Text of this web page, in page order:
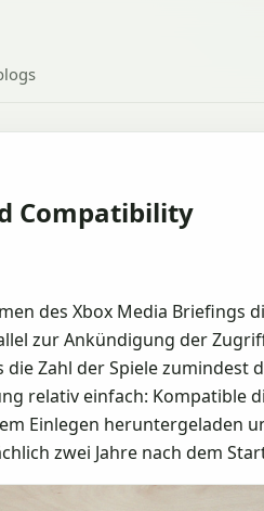
Compatibility
des Xbox Media
zur Ankündigung der
die Zahl der Spiele
relativ einfach: Kompatible
Einlegen heruntergeladen
zwei Jahre nach dem